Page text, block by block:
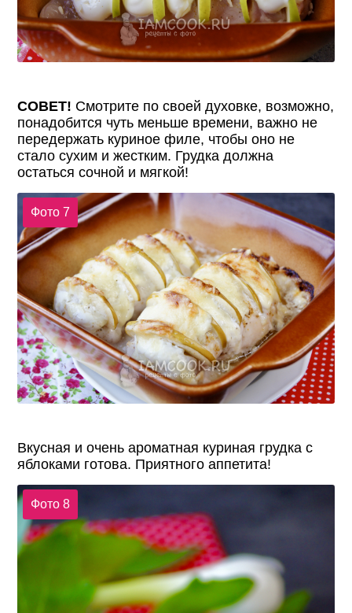
СОВЕТ! Смотрите по своей духовке, возможно,
понадобится чуть меньше времени, важно не
передержать куриное филе, чтобы оно не
стало сухим и жестким. Грудка должна
остаться сочной и мягкой!
Фото 7
Вкусная и очень ароматная куриная грудка с
яблоками готова. Приятного аппетита!
Фото 8